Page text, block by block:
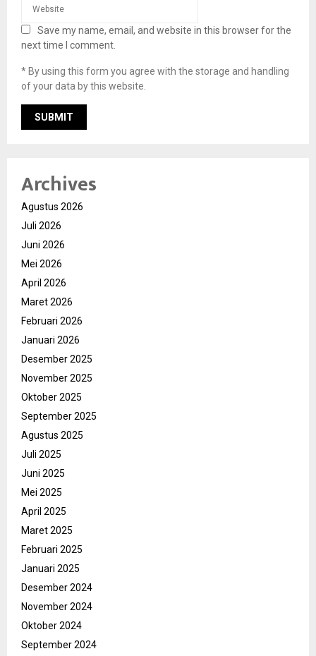
Save my name, email, and website in this browser for the
next time I comment.
* By using this form you agree with the storage and handling
of your data by this website.
Archives
Agustus 2026
Juli 2026
Juni 2026
Mei 2026
April 2026
Maret 2026
Februari 2026
Januari 2026
Desember 2025
November 2025
Oktober 2025
September 2025
Agustus 2025
Juli 2025
Juni 2025
Mei 2025
April 2025
Maret 2025
Februari 2025
Januari 2025
Desember 2024
November 2024
Oktober 2024
September 2024